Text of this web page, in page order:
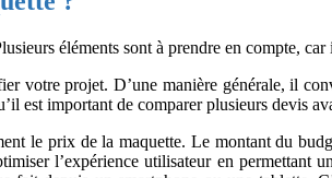
éléments sont à prendre en compte,
projet. D’une manière générale, il
est important de comparer plusieurs devis
le prix de la maquette. Le montant du
l’expérience utilisateur en